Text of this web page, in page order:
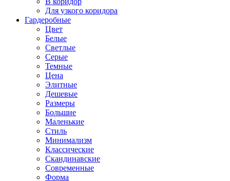
Для узкого коридора
Гардеробные
Цвет
Белые
Светлые
Серые
Темные
Цена
Элитные
Дешевые
Размеры
Большие
Маленькие
Стиль
Минимализм
Классические
Скандинавские
Современные
Форма